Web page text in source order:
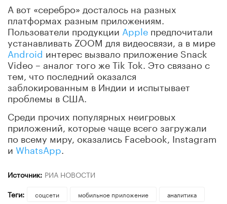
А вот «серебро» досталось на разных
платформах разным приложениям.
Пользователи продукции Apple предпочитали
устанавливать ZOOM для видеосвязи, a в мире
Android интерес вызвало приложение Snack
Video – аналог того же Tik Tok. Это связано с
тем, что последний оказался
заблокированным в Индии и испытывает
проблемы в США.
Среди прочих популярных неигровых
приложений, которые чаще всего загружали
по всему миру, оказались Facebook, Instagram
и WhatsApp.
Источник: РИА НОВОСТИ
Теги:
соцсети мобильное приложение
аналитика